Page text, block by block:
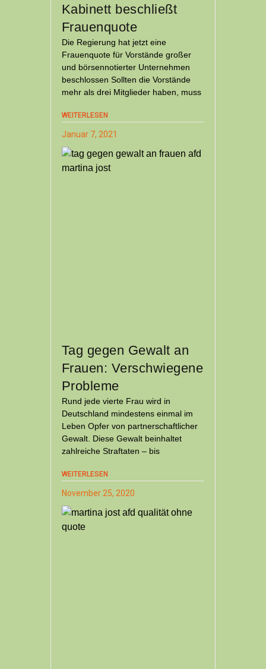
Kabinett beschließt
Frauenquote
Die Regierung hat jetzt eine
Frauenquote für Vorstände großer
und börsennotierter Unternehmen
beschlossen Sollten die Vorstände
mehr als drei Mitglieder haben, muss
WEITERLESEN
Januar 7, 2021
Tag gegen Gewalt an
Frauen: Verschwiegene
Probleme
Rund jede vierte Frau wird in
Deutschland mindestens einmal im
Leben Opfer von partnerschaftlicher
Gewalt. Diese Gewalt beinhaltet
zahlreiche Straftaten – bis
WEITERLESEN
November 25, 2020